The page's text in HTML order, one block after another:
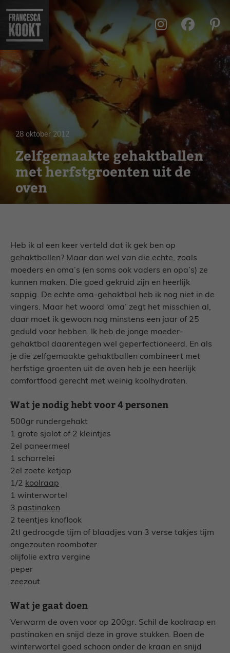
naar
inhoud
28 oktober 2012
Zelfgemaakte gehaktballen
met herfstgroenten uit de
oven
Heb ik al een keer verteld dat ik gek ben op
gehaktballen? Maar dan wel van die echte, zoals
moeders en oma’s (en soms ook vaders en opa’s) ze
kunnen maken. Die goed gekruid zijn en heerlijk
sappig. De echte oma-gehaktbal heb ik nog niet in de
vingers. Maar het woord ‘oma’ zegt het misschien al,
daar moet ik gewoon nog minstens een jaar of 25
geduld voor hebben. Ik heb de jonge moeder-
gehaktbal daarentegen wel geperfectioneerd. En als
je die zelfgemaakte gehaktballen combineert met
herfstige groenten uit de oven heb je een heerlijk
comfortfood gerecht met weinig koolhydraten.
Wat je nodig hebt voor 4 personen
500gr rundergehakt
1 grote sjalot of 2 kleintjes
2el paneermeel
1 scharrelei
2el zoete ketjap
1/2 koolraap
1 winterwortel
3 pastinaken
2 teentjes knoflook
2tl gedroogde tijm of blaadjes van 3 verse takjes tijm
ongezouten roomboter
olijfolie extra vergine
peper
zeezout
Wat je gaat doen
Verwarm de oven voor op 200gr. Schil de koolraap en
pastinaken en snijd deze in grove stukken. Boen de
winterwortel goed schoon onder de kraan en snijd